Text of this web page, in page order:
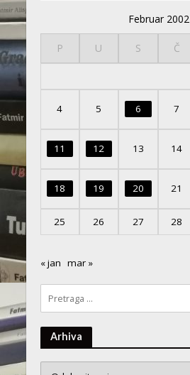
Februar 2002
P U S Č
4 5 6 7
11 12 13 14
18 19 20 21
25 26 27 28
« jan mar »
Arhiva